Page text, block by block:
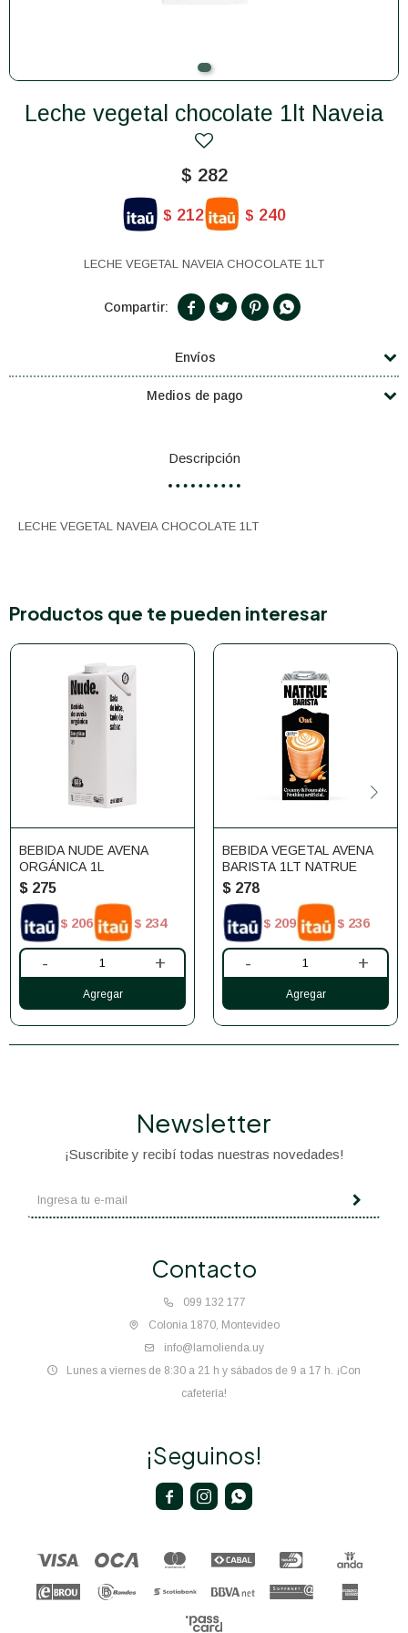
Leche vegetal chocolate 1lt Naveia
$ 282
$ 212 $ 240
LECHE VEGETAL NAVEIA CHOCOLATE 1LT
   
Envíos
Medios de pago
Descripción
LECHE VEGETAL NAVEIA CHOCOLATE 1LT
Productos que te pueden interesar
BEBIDA NUDE AVENA
ORGÁNICA 1L
$ 275
$ 206 $ 234
- +
BEBIDA VEGETAL AVENA
BARISTA 1LT NATRUE
$ 278
$ 209 $ 236
- +
Contacto
099 132 177
Colonia 1870, Montevideo
info@lamolienda.uy
Lunes a viernes de 8:30 a 21 h y sábados de 9 a 17 h. ¡Con
cafetería!
Newsletter
¡Suscribite y recibí todas nuestras novedades!
¡Seguinos!
  